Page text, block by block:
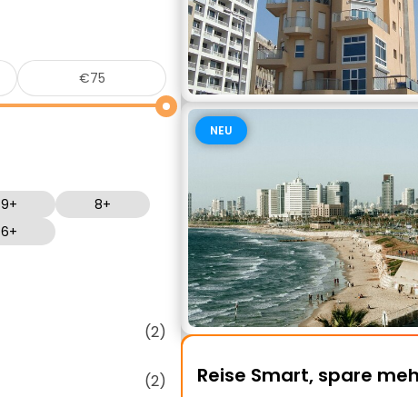
9+
8+
6+
(2)
(2)
NEU
Reise Smart, spare